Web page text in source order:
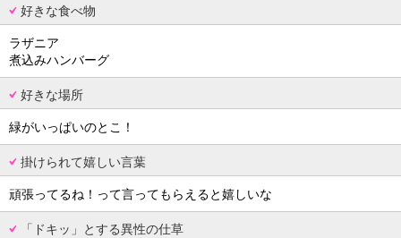
好きな食べ物
ラザニア
煮込みハンバーグ
好きな場所
緑がいっぱいのとこ！
掛けられて嬉しい言葉
頑張ってるね！って言ってもらえると嬉しいな
「ドキッ」とする異性の仕草